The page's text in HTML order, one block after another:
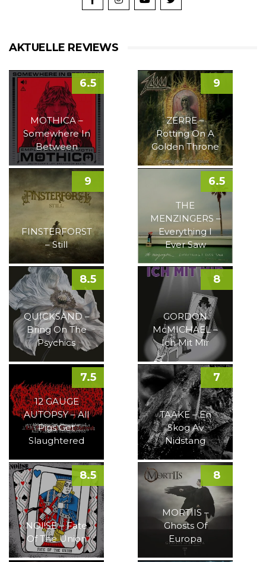
AKTUELLE REVIEWS
MOTHICA –
Somewhere In
Between
6.5
ZERRE –
Rotting On A
Golden Throne
9
FINSTERFORST
– Still
9
THE
MENZINGERS –
Everything I
Ever Saw
6.5
QUICKSAND –
Bring On The
Psychics
8.5
GORDON
McMICHAEL –
Ich Mit Mir
8
12 GAUGE
AUTOPSY – All
Pigs Get
Slaughtered
7.5
TAAKE – En
Skog Av
Nidstang
7
NOI!SE – Fate
Of The Union
8.5
MORTIIS –
Ghosts Of
Europa
8